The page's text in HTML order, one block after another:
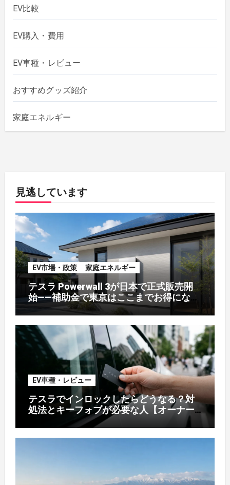
EV比較
EV購入・費用
EV車種・レビュー
おすすめグッズ紹介
家庭エネルギー
見逃しています
EV市場・政策 家庭エネルギー
テスラ Powerwall 3が日本で正式販売開
始——補助金で東京はここまでお得になる
【2026年8月最新】
EV車種・レビュー
テスラでインロックしたらどうなる？対
処法とキーフォブが必要な人【オーナー